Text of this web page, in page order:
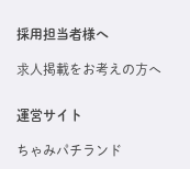
採用担当者様へ
求人掲載をお考えの方へ
運営サイト
ちゃみパチランド